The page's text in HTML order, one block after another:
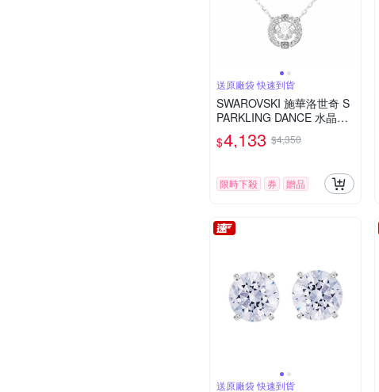
送原廠袋 快速到貨
SWAROVSKI 施華洛世奇 S
PARKLING DANCE 水晶項
$4,133 $4,350
限時下殺 券 贈品
送原廠袋 快速到貨